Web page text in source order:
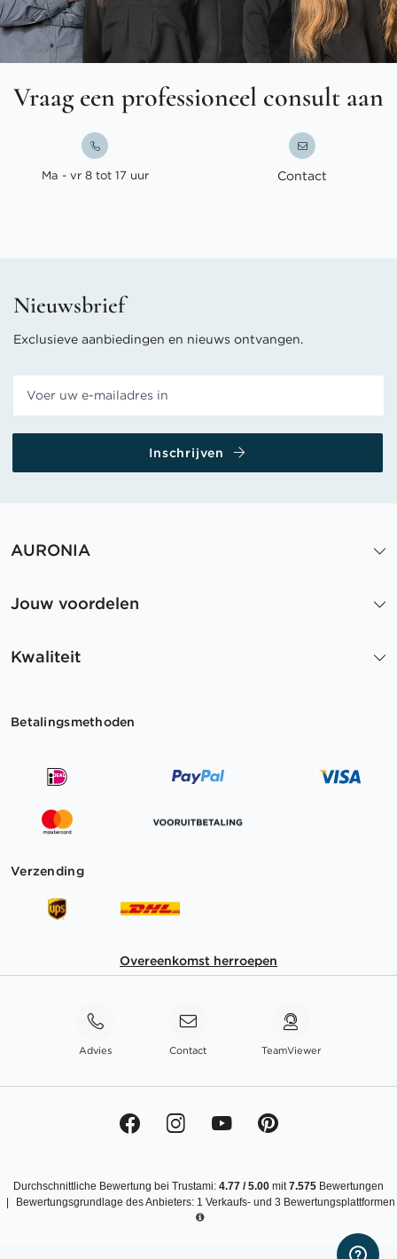
Vraag een professioneel consult aan
Ma - vr 8 tot 17 uur Contact
Nieuwsbrief
Exclusieve aanbiedingen en nieuws ontvangen.
Inschrijven
AURONIA
Jouw voordelen
Kwaliteit
Betalingsmethoden
Verzending
Overeenkomst herroepen
Advies Contact TeamViewer
Durchschnittliche Bewertung bei Trustami: 4.77 /5.00 mit7.575 Bewertungen
Bewertungsgrundlage des Anbieters: 1 Verkaufs- und 3 Bewertungsplattformen